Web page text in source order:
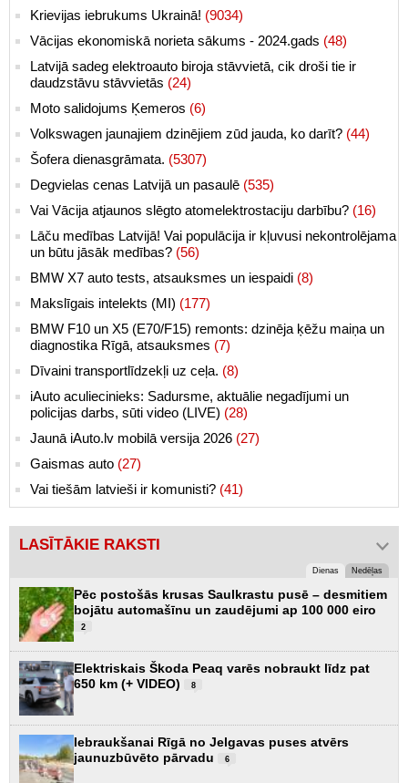
Krievijas iebrukums Ukrainā! (9034)
Vācijas ekonomiskā norieta sākums - 2024.gads (48)
Latvijā sadeg elektroauto biroja stāvvietā, cik droši tie ir
daudzstāvu stāvvietās (24)
Moto salidojums Ķemeros (6)
Volkswagen jaunajiem dzinējiem zūd jauda, ko darīt? (44)
Šofera dienasgrāmata. (5307)
Degvielas cenas Latvijā un pasaulē (535)
Vai Vācija atjaunos slēgto atomelektrostaciju darbību? (16)
Lāču medības Latvijā! Vai populācija ir kļuvusi nekontrolējama
un būtu jāsāk medības? (56)
BMW X7 auto tests, atsauksmes un iespaidi (8)
Makslīgais intelekts (MI) (177)
BMW F10 un X5 (E70/F15) remonts: dzinēja ķēžu maiņa un
diagnostika Rīgā, atsauksmes (7)
Dīvaini transportlīdzekļi uz ceļa. (8)
iAuto aculiecinieks: Sadursme, aktuālie negadījumi un
policijas darbs, sūti video (LIVE) (28)
Jaunā iAuto.lv mobilā versija 2026 (27)
Gaismas auto (27)
Vai tiešām latvieši ir komunisti? (41)
LASĪTĀKIE RAKSTI
Dienas Nedēļas
Pēc postošās krusas Saulkrastu pusē – desmitiem
bojātu automašīnu un zaudējumi ap 100 000 eiro
2
Elektriskais Škoda Peaq varēs nobraukt līdz pat
650 km (+ VIDEO)
8
Iebraukšanai Rīgā no Jelgavas puses atvērs
jaunuzbūvēto pārvadu
6